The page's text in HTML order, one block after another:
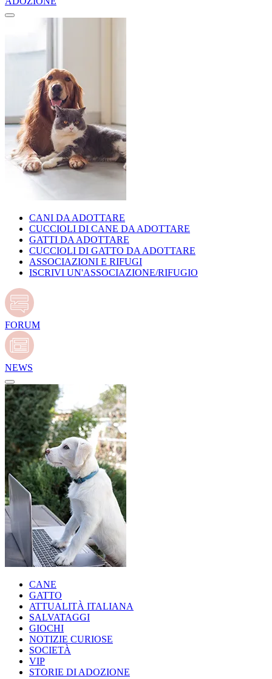
CANI DA ADOTTARE
CUCCIOLI DI CANE DA ADOTTARE
GATTI DA ADOTTARE
CUCCIOLI DI GATTO DA ADOTTARE
ASSOCIAZIONI E RIFUGI
ISCRIVI UN'ASSOCIAZIONE/RIFUGIO
FORUM
NEWS
CANE
GATTO
ATTUALITÀ ITALIANA
SALVATAGGI
GIOCHI
NOTIZIE CURIOSE
SOCIETÀ
VIP
STORIE DI ADOZIONE